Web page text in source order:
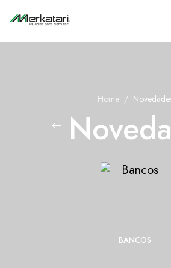
Home
BANCOS